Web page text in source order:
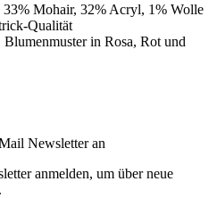
Mohair, 32% Acryl, 1% Wolle
Qualität
in Rosa, Rot und
Newsletter an
anmelden, um über neue